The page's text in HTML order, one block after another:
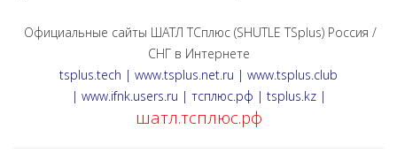
Официальные сайты ШАТЛ ТСплюс (SHUTLE TSplus) Россия /
СНГ в Интернете
tsplus.tech | www.tsplus.net.ru | www.tsplus.club
| www.ifnk.users.ru | тсплюс.рф | tsplus.kz |
шатл.тсплюс.рф